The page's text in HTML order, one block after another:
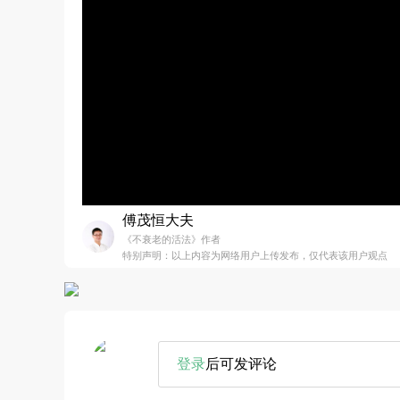
傅茂恒大夫
《不衰老的活法》作者
特别声明：以上内容为网络用户上传发布，仅代表该用户观点
登录后可发评论